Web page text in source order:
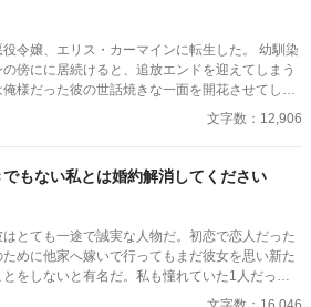
令嬢、エリス・カーマインに転生した。 幼馴染
傍にに居続けると、追放エンドを迎えてしまう
様だった彼の世話焼きな一面を開花させてしま
彼のそばを離れるのが辛くなってしまう。 なら
友達を作ろうと画策するがーー
文字数：12,906
でもない私とは婚約解消してください
とても一途で誠実な人物だ。初恋で恋人だった
めに他家へ嫁いで行ってもまだ彼女を思い新た
をしないと有名だ。私も憧れていた1人だっ
の婚約が成立した。それは彼の行動で私が傷を負